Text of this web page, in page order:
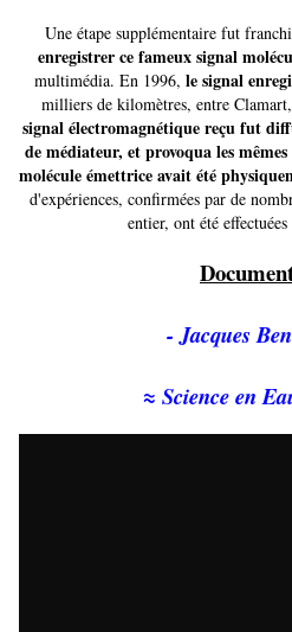
Une étape supplémentaire fut
enregistrer ce fameux signal
multimédia. En 1996, le signal
milliers de kilomètres, entre
signal électromagnétique reçu fut
de médiateur, et provoqua les
molécule émettrice avait été
d'expériences, confirmées par de
entier, ont été
- Jacques
≈ Science en